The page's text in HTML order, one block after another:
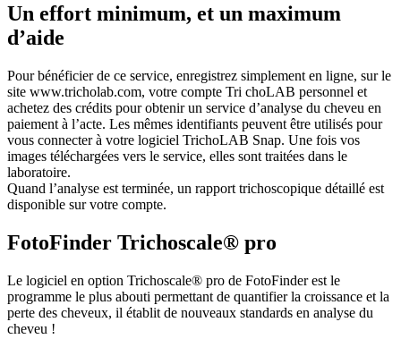
Un effort minimum, et un maximum
d’aide
Pour bénéficier de ce service, enregistrez simplement en ligne, sur le
site www.tricholab.com, votre compte Tri choLAB personnel et
achetez des crédits pour obtenir un service d’analyse du cheveu en
paiement à l’acte. Les mêmes identifiants peuvent être utilisés pour
vous connecter à votre logiciel TrichoLAB Snap. Une fois vos
images téléchargées vers le service, elles sont traitées dans le
laboratoire.
Quand l’analyse est terminée, un rapport trichoscopique détaillé est
disponible sur votre compte.
FotoFinder Trichoscale® pro
Le logiciel en option Trichoscale® pro de FotoFinder est le
programme le plus abouti permettant de quantifier la croissance et la
perte des cheveux, il établit de nouveaux standards en analyse du
cheveu !